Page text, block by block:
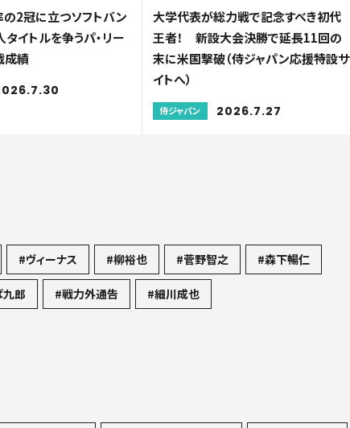
2冠に立つソフトバン
イトルを争うパ・リー
成績
大学代表が総力戦で記念すべき初代
王者！ 新設大会決勝で延長11回の
末に米国撃破（侍ジャパン応援特設サ
イトへ）
侍ジャパン 2026.7.27
#ヴィーナス #柳裕也 #菅野智之 #森下暢仁
九郎 #戦力外通告 #細川成也